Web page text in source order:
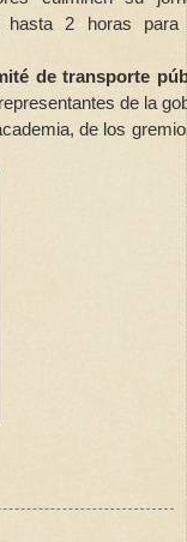
hasta 2 horas
de transporte
de la
de los